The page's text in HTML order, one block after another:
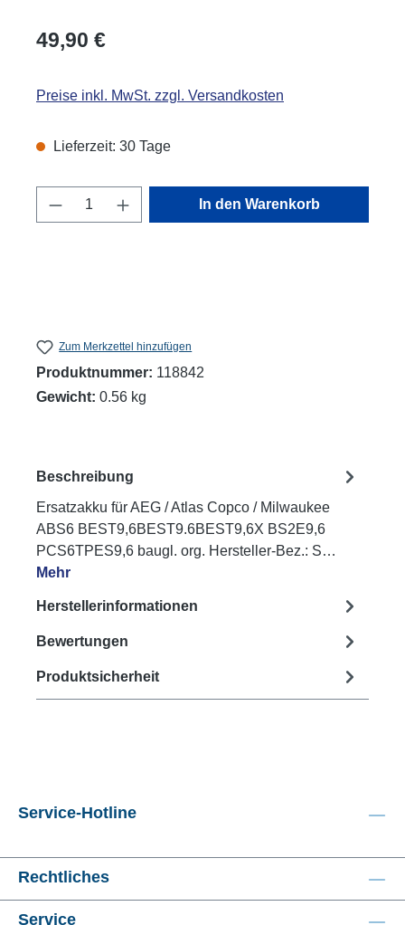
Regulärer Preis:
49,90 €
Preise inkl. MwSt. zzgl. Versandkosten
Lieferzeit: 30 Tage
Produkt Anzahl: Gib den gewünschten
In den Warenkorb
Zum Merkzettel hinzufügen
Produktnummer: 118842
Gewicht: 0.56 kg
Beschreibung
Ersatzakku für AEG / Atlas Copco / Milwaukee
ABS6 BEST9,6BEST9.6BEST9,6X BS2E9,6
PCS6TPES9,6 baugl. org. Hersteller-Bez.: S…
Mehr
Herstellerinformationen
Bewertungen
Produktsicherheit
Service-Hotline
Rechtliches
Service